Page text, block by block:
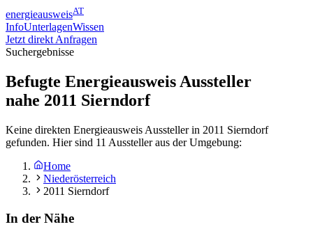
energieausweisAT
InfoUnterlagenWissen
Jetzt direkt Anfragen
Suchergebnisse
Befugte Energieausweis Aussteller
nahe 2011 Sierndorf
Keine direkten Energieausweis Aussteller in 2011 Sierndorf
gefunden. Hier sind 11 Aussteller aus der Umgebung:
Home
Niederösterreich
2011 Sierndorf
In der Nähe